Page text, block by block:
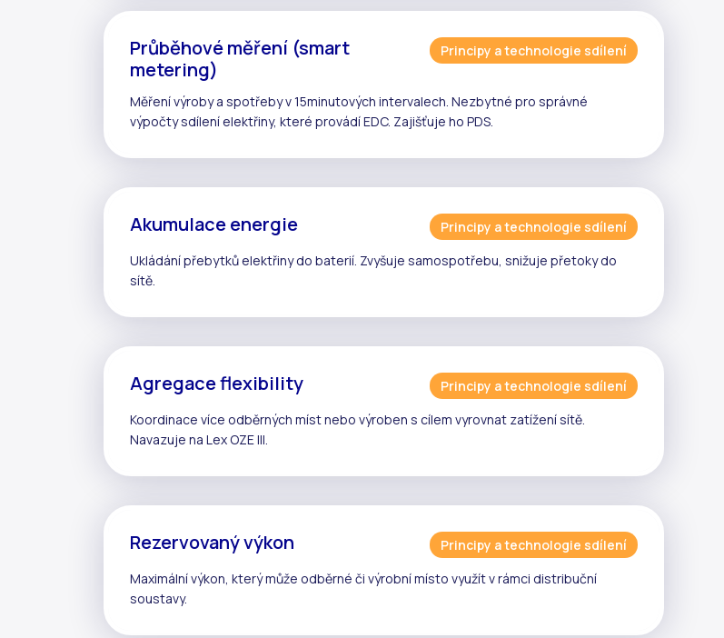
Průběhové měření (smart
metering)
Principy a technologie sdílení
Měření výroby a spotřeby v 15minutových intervalech. Nezbytné pro správné
výpočtysdílení elektřiny, které provádíEDC. Zajišťuje ho PDS.
Akumulace energie
Principy a technologie sdílení
Ukládání přebytků elektřiny do baterií. Zvyšuje samospotřebu, snižuje přetokydo
sítě.
Agregace flexibility
Principy a technologie sdílení
Koordinace více odběrných míst nebo výroben s cílem vyrovnat zatížení sítě.
Navazuje na Lex OZE III.
Rezervovaný výkon
Principy a technologie sdílení
Maximální výkon, který může odběrné či výrobní místo využít v rámci distribuční
soustavy.